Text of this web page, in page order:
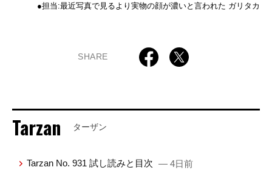
●担当:最近写真で見るより実物の顔が濃いと言われた ガリタカ
SHARE
Tarzan ターザン
Tarzan No. 931 試し読みと目次 — 4日前